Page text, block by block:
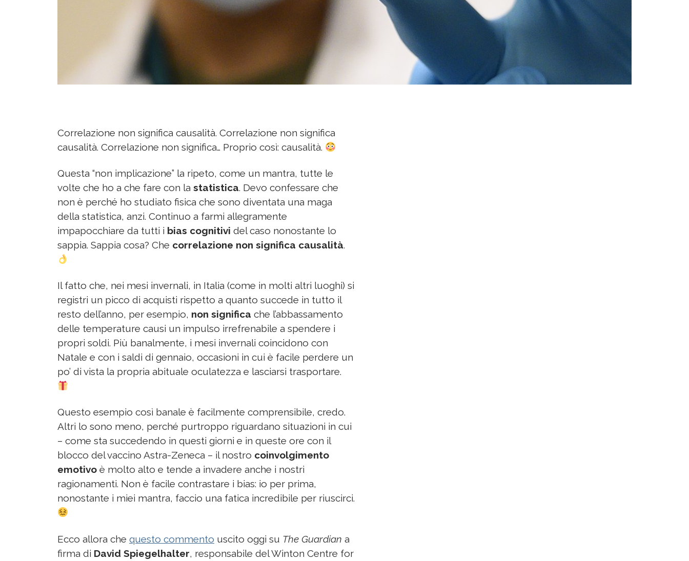
Correlazione non significa causalità. Correlazione non significa
causalità. Correlazione non significa… Proprio così: causalità.
Questa “non implicazione” la ripeto, come un mantra, tutte le
volte che ho a che fare con la statistica. Devo confessare che
non è perché ho studiato fisica che sono diventata una maga
della statistica, anzi. Continuo a farmi allegramente
impapocchiare da tutti i bias cognitivi del caso nonostante lo
sappia. Sappia cosa? Che correlazione non significa causalità.
Il fatto che, nei mesi invernali, in Italia (come in molti altri luoghi) si
registri un picco di acquisti rispetto a quanto succede in tutto il
resto dell’anno, per esempio, non significa che l’abbassamento
delle temperature causi un impulso irrefrenabile a spendere i
propri soldi. Più banalmente, i mesi invernali coincidono con
Natale e con i saldi di gennaio, occasioni in cui è facile perdere un
po’ di vista la propria abituale oculatezza e lasciarsi trasportare.
Questo esempio così banale è facilmente comprensibile, credo.
Altri lo sono meno, perché purtroppo riguardano situazioni in cui
– come sta succedendo in questi giorni e in queste ore con il
blocco del vaccino Astra-Zeneca – il nostro coinvolgimento
emotivo è molto alto e tende a invadere anche i nostri
ragionamenti. Non è facile contrastare i bias: io per prima,
nonostante i miei mantra, faccio una fatica incredibile per riuscirci.
Ecco allora che questo commento uscito oggi su The Guardian a
firma di David Spiegelhalter, responsabile del Winton Centre for